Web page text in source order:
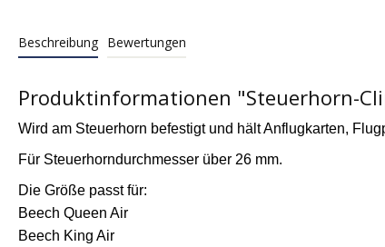
Beschreibung Bewertungen
Produktinformationen "Steuerhorn-
Wird am Steuerhorn befestigt und hält Anflugkarten,
Für Steuerhorndurchmesser über 26 mm.
Die Größe passt für:
Beech Queen Air
Beech King Air